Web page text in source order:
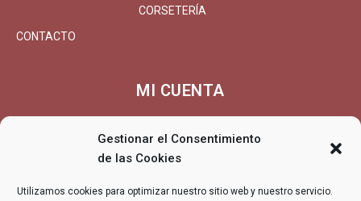
Gestionar el Consentimiento
de las Cookies
Utilizamos cookies para optimizar nuestro sitio web y nuestro servicio.
CORSETERÍA
CONTACTO
MI CUENTA
MI CUENTA/REGISTRARSE
CARRITO